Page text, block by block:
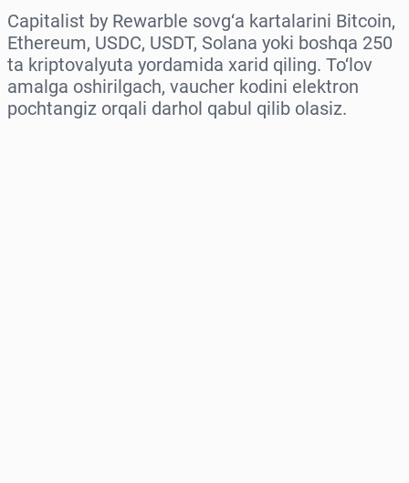
Capitalist by Rewarble sovg‘a kartalarini Bitcoin,
Ethereum, USDC, USDT, Solana yoki boshqa 250
ta kriptovalyuta yordamida xarid qiling. To‘lov
amalga oshirilgach, vaucher kodini elektron
pochtangiz orqali darhol qabul qilib olasiz.